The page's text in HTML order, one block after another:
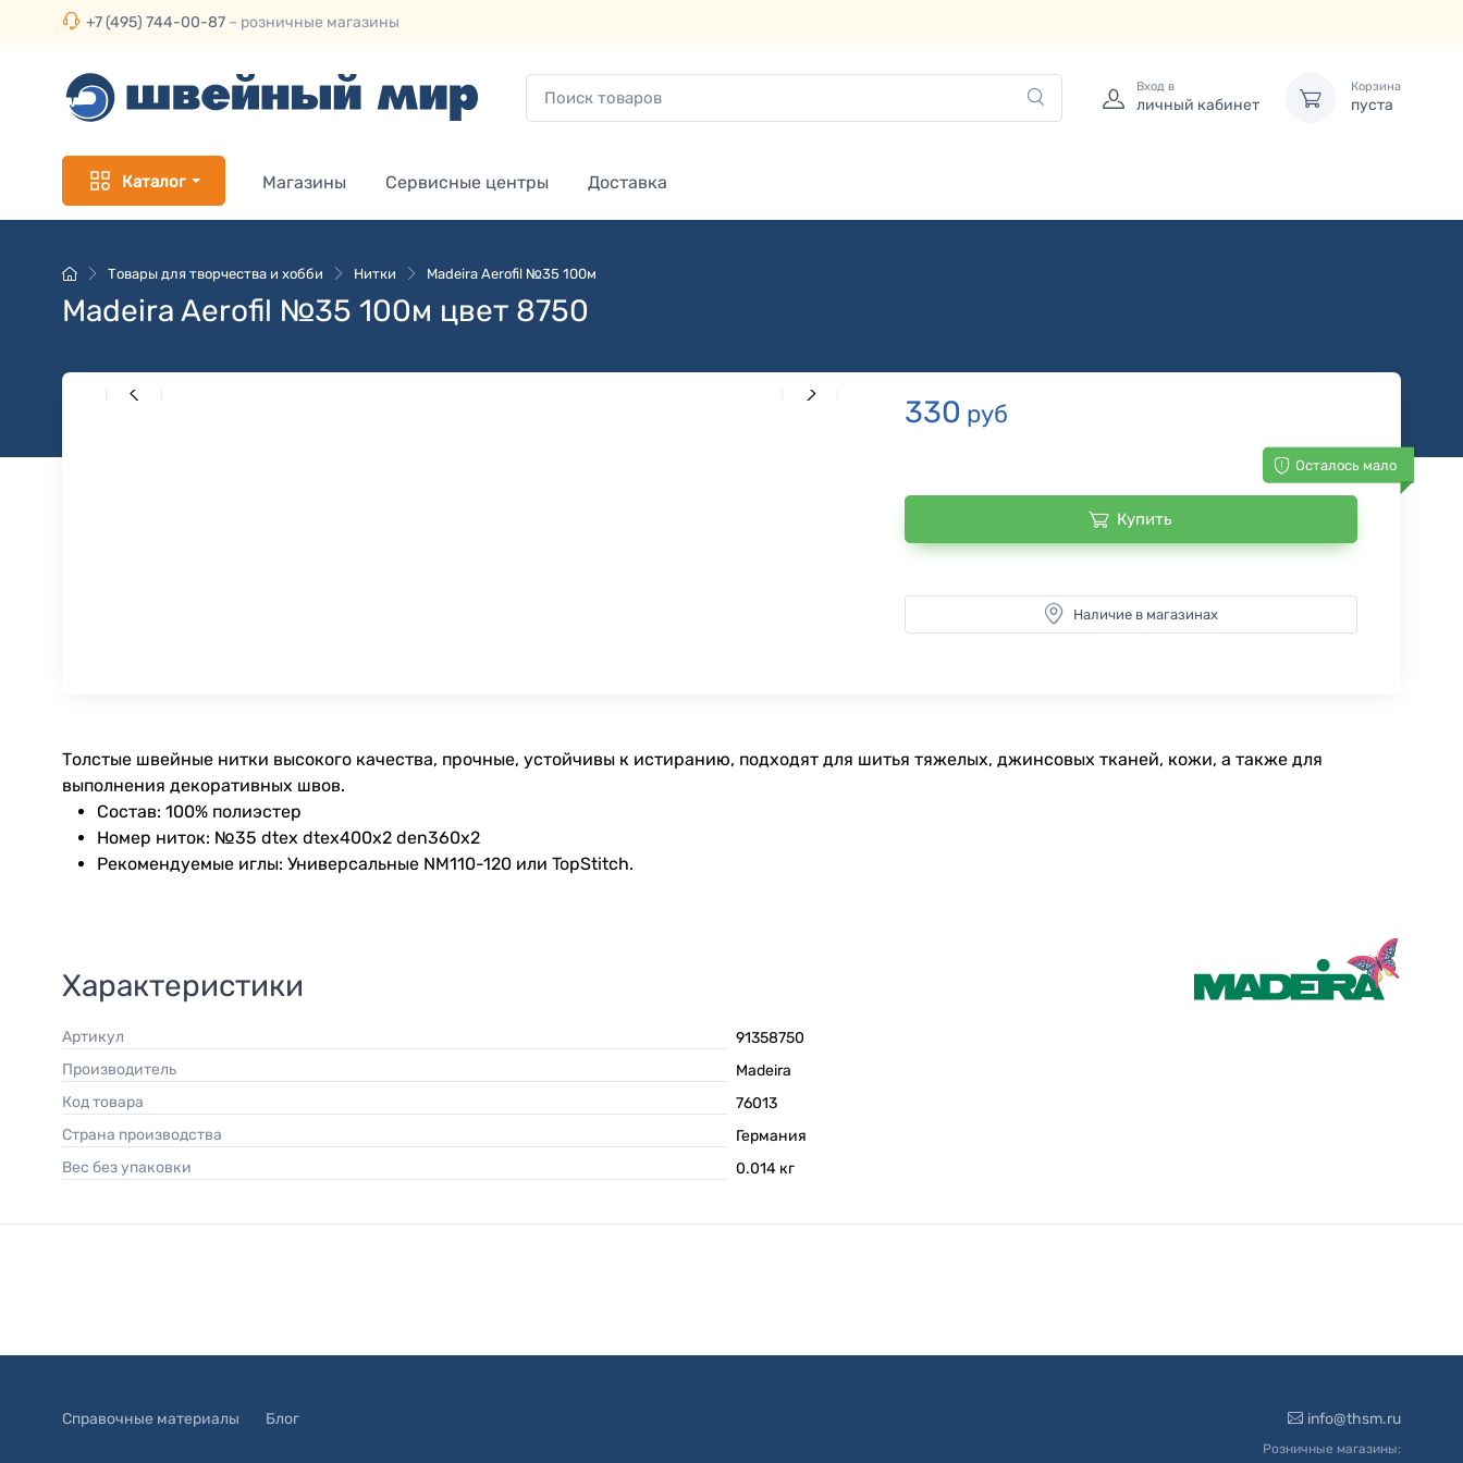
+7 (495) 744-00-87 – розничные магазины
Вход в
личный кабинет
Корзина
пуста
Каталог Магазины Сервисные центры Доставка
Товары для творчества и хобби Нитки Madeira Aerofil №35 100м
Madeira Aerofil №35 100м цвет 8750
330 руб
Осталось мало
Купить
Наличие в магазинах
Толстые швейные нитки высокого качества, прочные, устойчивы к истиранию, подходят для шитья тяжелых, джинсовых тканей, кожи, а также для
выполнения декоративных швов.
Состав: 100% полиэстер
Номер ниток: №35 dtex dtex400x2 den360x2
Рекомендуемые иглы: Универсальные NM110-120 или TopStitch.
Характеристики
Артикул
91358750
Производитель
Madeira
Код товара
76013
Страна производства
Германия
Вес без упаковки
0.014 кг
Справочные материалы Блог info@thsm.ru
Розничные магазины: